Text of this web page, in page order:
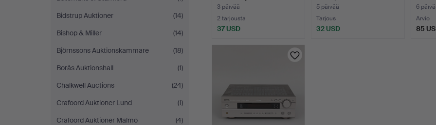
Bidstrup Auktioner
(14)
Bishop & Miller
(14)
Björnssons Auktionskammare
(18)
Borås Auktionshall
(1)
Chalkwell Auctions
(24)
Crafoord Auktioner Lund
(1)
Crafoord Auktioner Malmö
(4)
3 päivää
2 tarjousta
37 USD
5 päivää
Tarjous
32 USD
6
Arvio
85